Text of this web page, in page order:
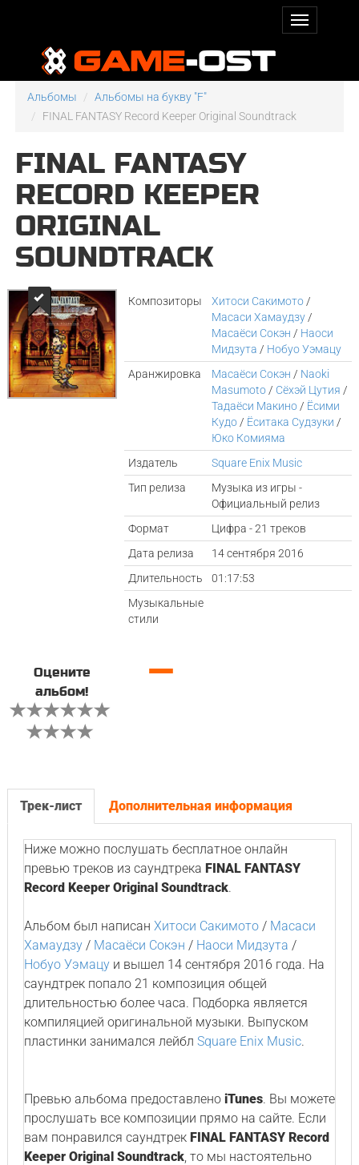
Альбомы
Альбомы на букву "F"
FINAL FANTASY Record Keeper Original Soundtrack
FINAL FANTASY
RECORD KEEPER
ORIGINAL
SOUNDTRACK
Композиторы Хитоси Сакимото /
Масаси Хамаудзу /
Масаёси Сокэн / Наоси
Мидзута / Нобуо Уэмацу
Аранжировка
Масаёси Сокэн / Naoki
Masumoto / Сёхэй Цутия /
Тадаёси Макино / Ёсими
Кудо / Ёситака Судзуки /
Юко Комияма
Издатель
Square Enix Music
Тип релиза
Музыка из игры -
Официальный релиз
Формат
Цифра - 21 треков
Дата релиза
14 сентября 2016
Длительность
01:17:53
Музыкальные
стили
Оцените
альбом!
—
Трек-лист Дополнительная информация
Ниже можно послушать бесплатное онлайн
превью треков из саундтрека FINAL FANTASY
Record Keeper Original Soundtrack.
Альбом был написан Хитоси Сакимото/ Масаси
Хамаудзу/ Масаёси Сокэн / Наоси Мидзута /
Нобуо Уэмацуи вышел 14 сентября 2016 года. На
саундтрек попало 21 композиция общей
длительностью более часа. Подборка является
компиляцией оригинальной музыки. Выпуском
пластинки занимался лейбл Square Enix Music.
Превью альбома предоставлено iTunes. Вы можете
прослушать все композиции прямо на сайте. Если
вам понравился саундтрек FINAL FANTASY Record
Keeper Original Soundtrack, то мы настоятельно